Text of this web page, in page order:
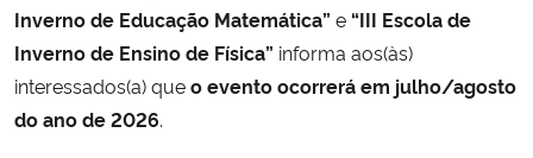
Ministério do Desenvolvimento Regional
Controladoria-Geral da União
Inverno de Educação Matemática” e “III Escola de
Inverno de Ensino de Física” informa aos(às)
interessados(a) queo evento ocorrerá em julho/agosto
do ano de 2026.